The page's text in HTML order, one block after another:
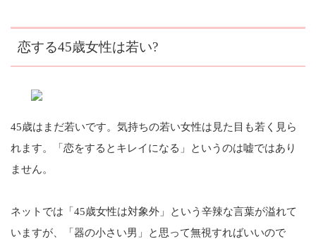
恋する45歳女性は若い?
45歳はまだ若いです。気持ちの若い女性は見た目も若く見ら
れます。「恋をするとキレイになる」というのは嘘ではあり
ません。
ネットでは「45歳女性は対象外」という辛辣な言葉が溢れて
いますが、「器の小さい男」と思って無視すればいいので